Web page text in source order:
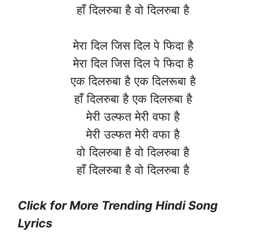
हाँ दिलरुबा है वो दिलरुबा है
मेरा दिल जिस दिल पे फिदा है
मेरा दिल जिस दिल पे फिदा है
एक दिलरुबा है एक दिलरूबा है
हाँ दिलरुबा है एक दिलरुबा है
मेरी उल्फत मेरी वफा है
मेरी उल्फत मेरी वफा है
वो दिलरुबा है वो दिलरुबा है
हाँ दिलरुबा है वो दिलरुबा है
Click for More Trending Hindi Song
Lyrics